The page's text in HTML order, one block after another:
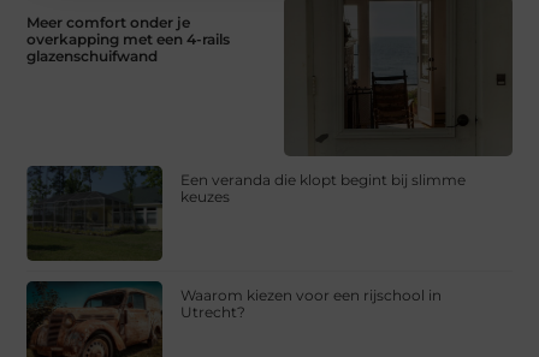
Meer comfort onder je
overkapping met een 4-rails
glazenschuifwand
Een veranda die klopt begint bij slimme
keuzes
Waarom kiezen voor een rijschool in
Utrecht?